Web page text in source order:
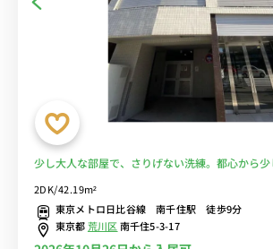
少し大人な部屋で、さりげない洗練。都心から
2DK/42.19m²
東京メトロ日比谷線 南千住駅 徒歩9分
東京都荒川区南千住5-3-17